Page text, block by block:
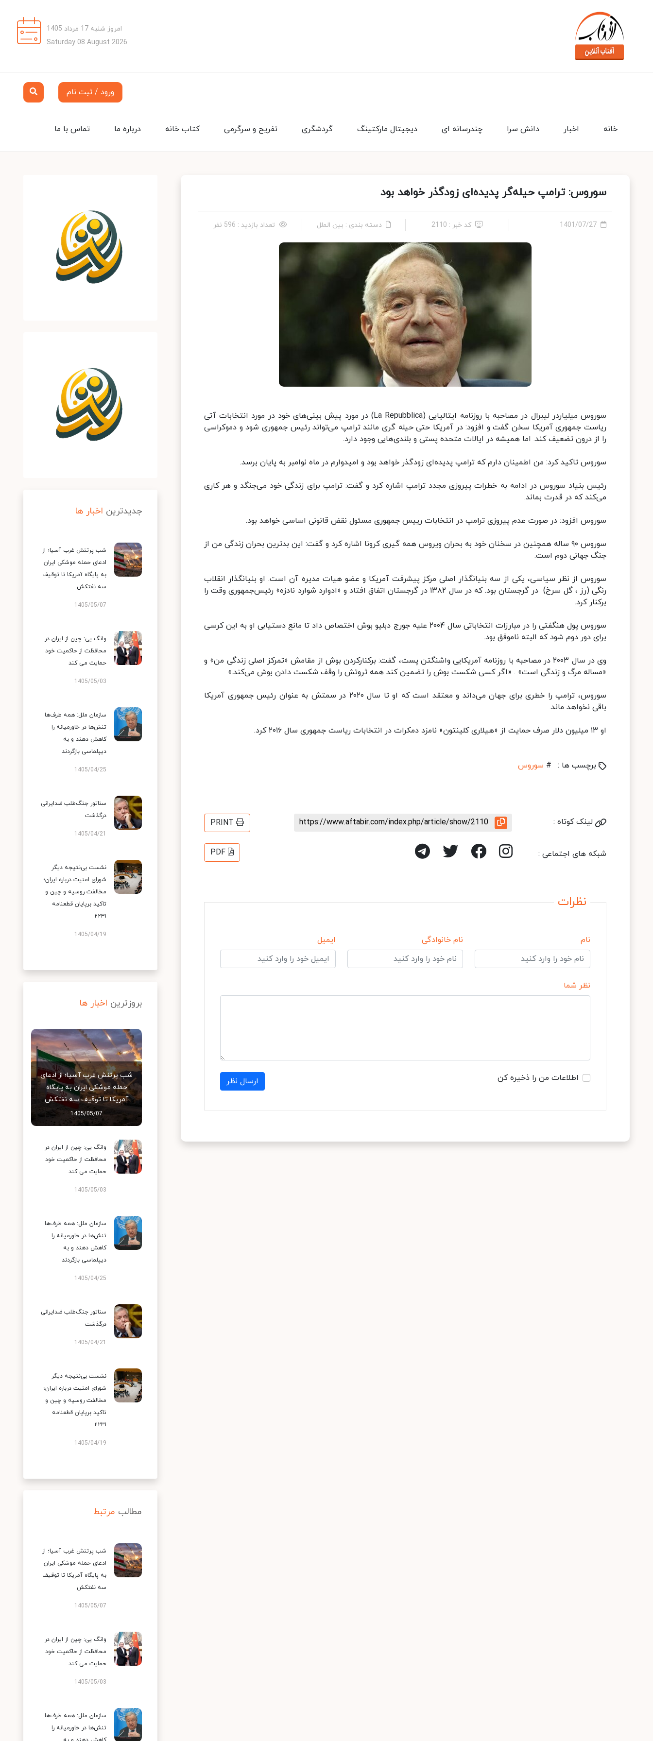
امروز شنبه 17 مرداد 1405
Saturday 08 August 2026
ورود / ثبت نام
تماس با ما درباره ما کتاب خانه تفریح و سرگرمی گردشگری دیجیتال مارکتینگ چندرسانه ای دانش سرا اخبار خانه
سوروس: ترامپ حیله‌گر پدیده‌ای زودگذر خواهد بود
1401/07/27 کد خبر : 2110 دسته بندی : بین الملل تعداد بازدید : 596 نفر
سوروس میلیاردر لیبرال در مصاحبه با روزنامه ایتالیایی (La Repubblica) در مورد پیش بینی‌های خود در مورد انتخابات آتی
ریاست جمهوری آمریکا سخن گفت و افزود: در آمریکا حتی حیله گری مانند ترامپ می‌تواند رئیس جمهوری شود و دموکراسی
را از درون تضعیف کند. اما همیشه در ایالات متحده پستی و بلندی‌هایی وجود دارد.
سوروس تاکید کرد: من اطمینان دارم که ترامپ پدیده‌ای زودگذر خواهد بود و امیدوارم در ماه نوامبر به پایان برسد.
رئیس بنیاد سوروس در ادامه به خطرات پیروزی مجدد ترامپ اشاره کرد و گفت: ترامپ برای زندگی خود می‌جنگد و هر کاری
می‌کند که در قدرت بماند.
سوروس افزود: در صورت عدم پیروزی ترامپ در انتخابات رییس جمهوری مسئول نقض قانونی اساسی خواهد بود.
سوروس ۹۰ ساله همچنین در سخنان خود به بحران ویروس همه گیری کرونا اشاره کرد و گفت: این بدترین بحران زندگی من از
جنگ جهانی دوم است.
سوروس از نظر سیاسی، یکی از سه بنیانگذار اصلی مرکز پیشرفت آمریکا و عضو هیات مدیره آن است. او بنیانگذار انقلاب
رنگی (رز ، گل سرخ) در گرجستان بود. که در سال ۱۳۸۲ در گرجستان اتفاق افتاد و «ادوارد شوارد نادزه» رئیس‌جمهوری وقت را
برکنار کرد.
سوروس پول هنگفتی را در مبارزات انتخاباتی سال ۲۰۰۴ علیه جورج دبلیو بوش اختصاص داد تا مانع دستیابی او به این کرسی
برای دور دوم شود که البته ناموفق بود.
وی در سال ۲۰۰۳ در مصاحبه با روزنامه آمریکایی واشنگتن پست، گفت: برکنارکردن بوش از مقامش «تمرکز اصلی زندگی من» و
«مساله مرگ و زندگی است» . «اگر کسی شکست بوش را تضمین کند همه ثروتش را وقف شکست دادن بوش می‌کند.»
سوروس، ترامپ را خطری برای جهان می‌داند و معتقد است که او تا سال ۲۰۲۰ در سمتش به عنوان رئیس جمهوری آمریکا
باقی نخواهد ماند.
او ۱۳ میلیون دلار صرف حمایت از «هیلاری کلینتون» نامزد دمکرات در انتخابات ریاست جمهوری سال ۲۰۱۶ کرد.
برچسب ها : # سوروس
لینک کوتاه : https://www.aftabir.com/index.php/article/show/2110
PRINT
شبکه های اجتماعی : PDF
نظرات
نام نام خانوادگی ایمیل
نظر شما
اطلاعات من را ذخیره کن ارسال نظر
جدیدترین اخبار ها
شب پرتنش غرب آسیا؛ از
ادعای حمله موشکی ایران
به پایگاه آمریکا تا توقیف
سه نفتکش
1405/05/07
وانگ یی: چین از ایران در
محافظت از حاکمیت خود
حمایت می کند
1405/05/03
سازمان ملل: همه طرف‌ها
تنش‌ها در خاورمیانه را
کاهش دهند و به
دیپلماسی بازگردند
1405/04/25
سناتور جنگ‌طلب ضدایرانی
درگذشت
1405/04/21
نشست بی‌نتیجه دیگر
شورای امنیت درباره ایران؛
مخالفت روسیه و چین و
تاکید برپایان قطعنامه
۲۲۳۱
1405/04/19
بروزترین اخبار ها
شب پرتنش غرب آسیا؛ از ادعای
حمله موشکی ایران به پایگاه
آمریکا تا توقیف سه نفتکش
1405/05/07
وانگ یی: چین از ایران در
محافظت از حاکمیت خود
حمایت می کند
1405/05/03
سازمان ملل: همه طرف‌ها
تنش‌ها در خاورمیانه را
کاهش دهند و به
دیپلماسی بازگردند
1405/04/25
سناتور جنگ‌طلب ضدایرانی
درگذشت
1405/04/21
نشست بی‌نتیجه دیگر
شورای امنیت درباره ایران؛
مخالفت روسیه و چین و
تاکید برپایان قطعنامه
۲۲۳۱
1405/04/19
مطالب مرتبط
شب پرتنش غرب آسیا؛ از
ادعای حمله موشکی ایران
به پایگاه آمریکا تا توقیف
سه نفتکش
1405/05/07
وانگ یی: چین از ایران در
محافظت از حاکمیت خود
حمایت می کند
1405/05/03
سازمان ملل: همه طرف‌ها
تنش‌ها در خاورمیانه را